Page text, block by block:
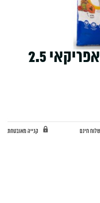
פרימוס – מזון לתוכי אפריקאי 2.5
חינם קנייה מאובטחת